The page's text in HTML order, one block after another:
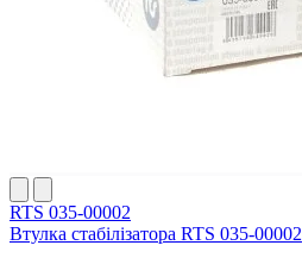
RTS 035-00002
Втулка стабілізатора RTS 035-00002